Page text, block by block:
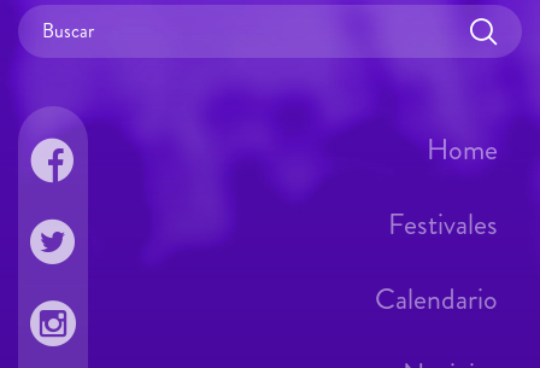
Home
Festivales
Calendario